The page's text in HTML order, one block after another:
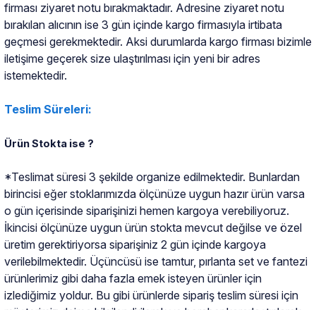
firması ziyaret notu bırakmaktadır. Adresine ziyaret notu
bırakılan alıcının ise 3 gün içinde kargo firmasıyla irtibata
geçmesi gerekmektedir. Aksi durumlarda kargo firması bizimle
iletişime geçerek size ulaştırılması için yeni bir adres
istemektedir.
Teslim Süreleri:
Ürün Stokta ise ?
*Teslimat süresi 3 şekilde organize edilmektedir. Bunlardan
birincisi eğer stoklarımızda ölçünüze uygun hazır ürün varsa
o gün içerisinde siparişinizi hemen kargoya verebiliyoruz.
İkincisi ölçünüze uygun ürün stokta mevcut değilse ve özel
üretim gerektiriyorsa siparişiniz 2 gün içinde kargoya
verilebilmektedir. Üçüncüsü ise tamtur, pırlanta set ve fantezi
ürünlerimiz gibi daha fazla emek isteyen ürünler için
izlediğimiz yoldur. Bu gibi ürünlerde sipariş teslim süresi için